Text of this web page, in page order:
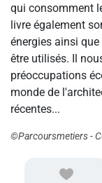
qui consomment
livre également
énergies ainsi
être utilisés. Il
préoccupations
monde de
récentes...
©Parcoursmetiers -